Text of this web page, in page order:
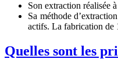
Son extraction réalisée
Sa méthode
actifs. La fabrication de
Quelles sont les